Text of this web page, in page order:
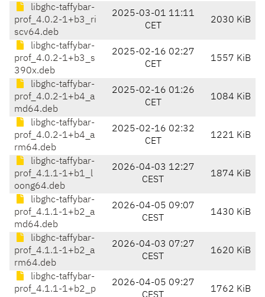
libghc-taffybar-
prof_4.0.2-1+b3_ri
scv64.deb
2025-03-01 11:11
CET
2030 KiB
libghc-taffybar-
prof_4.0.2-1+b3_s
390x.deb
2025-02-16 02:27
CET
1557 KiB
libghc-taffybar-
prof_4.0.2-1+b4_a
md64.deb
2025-02-16 01:26
CET
1084 KiB
libghc-taffybar-
prof_4.0.2-1+b4_a
rm64.deb
2025-02-16 02:32
CET
1221 KiB
libghc-taffybar-
prof_4.1.1-1+b1_l
oong64.deb
2026-04-03 12:27
CEST
1874 KiB
libghc-taffybar-
prof_4.1.1-1+b2_a
md64.deb
2026-04-05 09:07
CEST
1430 KiB
libghc-taffybar-
prof_4.1.1-1+b2_a
rm64.deb
2026-04-03 07:27
CEST
1620 KiB
libghc-taffybar-
prof_4.1.1-1+b2_p
2026-04-05 09:27
1762 KiB